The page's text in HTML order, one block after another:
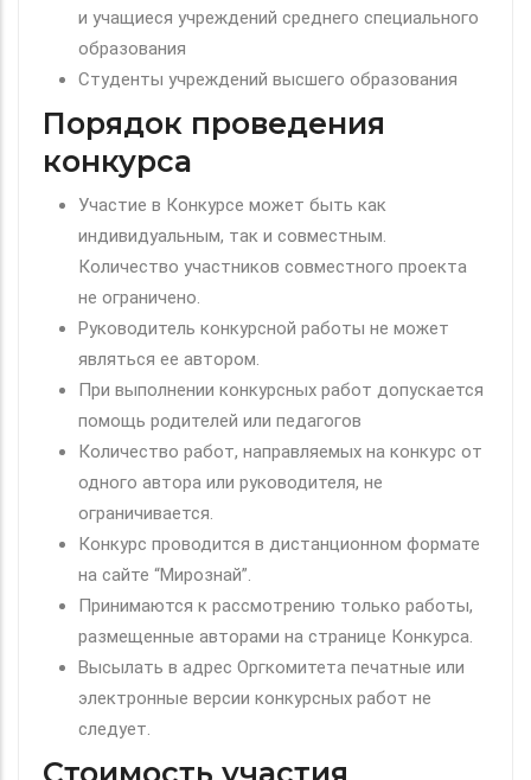
и учащиеся учреждений среднего специального
образования
Студенты учреждений высшего образования
Порядок проведения
конкурса
Участие в Конкурсе может быть как
индивидуальным, так и совместным.
Количество участников совместного проекта
не ограничено.
Руководитель конкурсной работы не может
являться ее автором.
При выполнении конкурсных работ допускается
помощь родителей или педагогов
Количество работ, направляемых на конкурс от
одного автора или руководителя, не
ограничивается.
Конкурс проводится в дистанционном формате
на сайте “Мирознай”.
Принимаются к рассмотрению только работы,
размещенные авторами на странице Конкурса.
Высылать в адрес Оргкомитета печатные или
электронные версии конкурсных работ не
следует.